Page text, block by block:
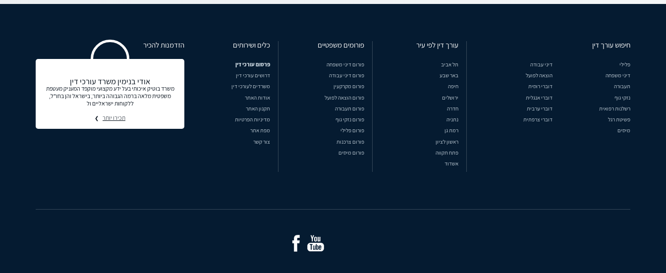
חיפוש עורך דין
פלילי
דיני עבודה
דיני משפחה
הוצאה לפועל
תעבורה
דוברי רוסית
נזקי גוף
דוברי אנגלית
רשלנות רפואית
דוברי ערבית
פשיטת רגל
דוברי צרפתית
מיסים
עורך דין לפי עיר
תל אביב
באר שבע
חיפה
ירושלים
חדרה
נתניה
רמת גן
ראשון לציון
פתח תקווה
אשדוד
פורומים משפטיים
פורום דיני משפחה
פורום דיני עבודה
פורום מקרקעין
פורום הוצאה לפועל
פורום תעבורה
פורום נזקי גוף
פורום פלילי
פורום צרכנות
פורום מיסים
כלים ושירותים
פרסום עורכי דין
דרושים עורכי דין
משרדים לעורכי דין
אודות האתר
תקנון האתר
מדיניות הפרטיות
מפת אתר
צור קשר
הזדמנות להכיר
אודי בנימין משרד עורכי דין
משרד בוטיק איכותי בעל ידע מקצועי מוקפד המעניק מעטפת
משפטית מלאה ברמה הגבוהה ביותר, בישראל והן בחו"ל,
ללקוחות ישראליים ול
תכירו יותר